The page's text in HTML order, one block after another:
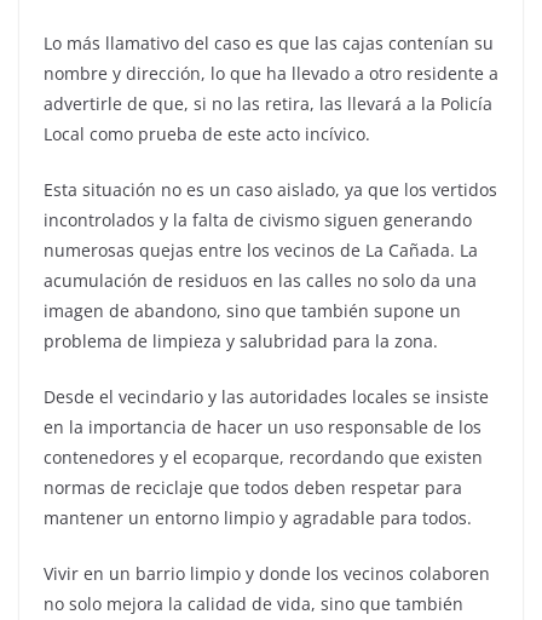
Lo más llamativo del caso es que las cajas contenían su
nombre y dirección, lo que ha llevado a otro residente a
advertirle de que, si no las retira, las llevará a la Policía
Local como prueba de este acto incívico.
Esta situación no es un caso aislado, ya que los vertidos
incontrolados y la falta de civismo siguen generando
numerosas quejas entre los vecinos de La Cañada. La
acumulación de residuos en las calles no solo da una
imagen de abandono, sino que también supone un
problema de limpieza y salubridad para la zona.
Desde el vecindario y las autoridades locales se insiste
en la importancia de hacer un uso responsable de los
contenedores y el ecoparque, recordando que existen
normas de reciclaje que todos deben respetar para
mantener un entorno limpio y agradable para todos.
Vivir en un barrio limpio y donde los vecinos colaboren
no solo mejora la calidad de vida, sino que también